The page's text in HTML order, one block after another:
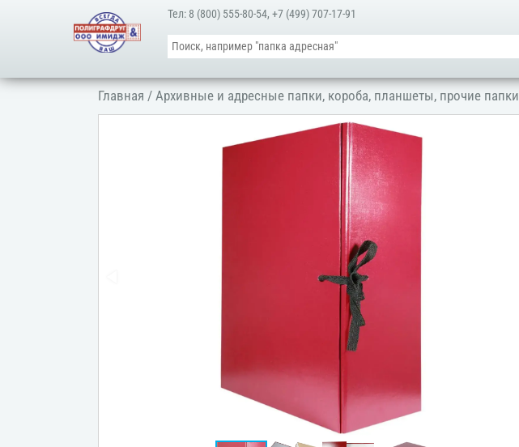
Тел: 8 (800) 555-80-54,+7 (499) 707-17-91
Главная /Архивные и адресные папки, короба, планшеты, прочие папки